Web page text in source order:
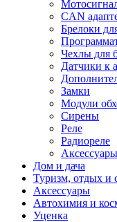
CAN
Брелоки
Чехлы для
Датчики к
Замки
Модули
Сирены
Реле
Радиореле
Аксессуары
Дом и дача
Туризм, отдых и
Аксессуары
Автохимия и
Уценка